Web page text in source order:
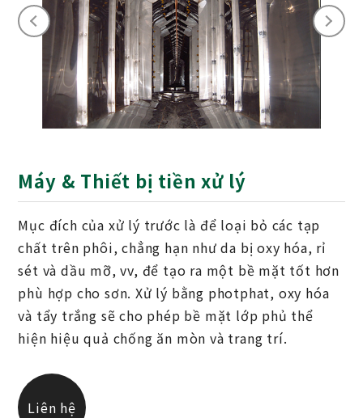
Máy & Thiết bị tiền xử lý
Mục đích của xử lý trước là để loại bỏ các tạp
chất trên phôi, chẳng hạn như da bị oxy hóa, rỉ
sét và dầu mỡ, vv, để tạo ra một bề mặt tốt hơn
phù hợp cho sơn. Xử lý bằng photphat, oxy hóa
và tẩy trắng sẽ cho phép bề mặt lớp phủ thể
hiện hiệu quả chống ăn mòn và trang trí.
Liên hệ